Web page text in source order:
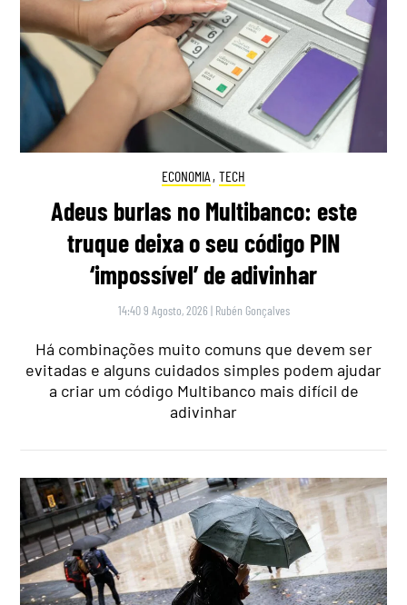
ECONOMIA , TECH
Adeus burlas no Multibanco: este
truque deixa o seu código PIN
‘impossível’ de adivinhar
14:40 9 Agosto, 2026 | Rubén Gonçalves
Há combinações muito comuns que devem ser
evitadas e alguns cuidados simples podem ajudar
a criar um código Multibanco mais difícil de
adivinhar